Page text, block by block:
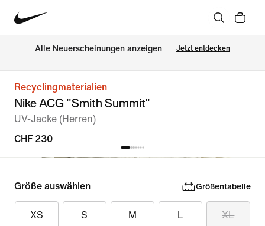
Alle Neuerscheinungen anzeigen Jetzt entdecken
Recyclingmaterialien
Nike ACG "Smith Summit"
UV-Jacke (Herren)
CHF 230
Größe auswählen Größentabelle
XS S M L XL